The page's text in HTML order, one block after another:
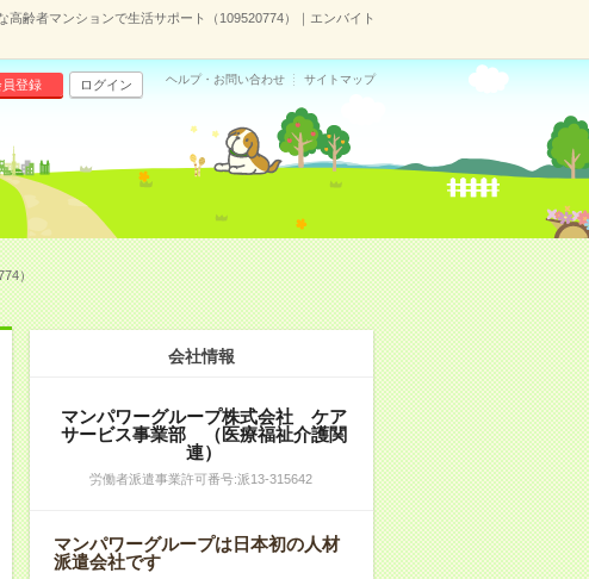
高齢者マンションで生活サポート（109520774）｜エンバイト
員登録 ログイン ヘルプ・お問い合わせ サイトマップ
）
会社情報
マンパワーグループ株式会社 ケア
サービス事業部 （医療福祉介護関
連）
労働者派遣事業許可番号:派13-315642
マンパワーグループは日本初の人材
派遣会社です